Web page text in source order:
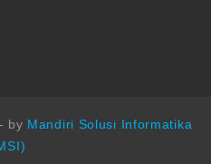
by Mandiri Solusi Informatika